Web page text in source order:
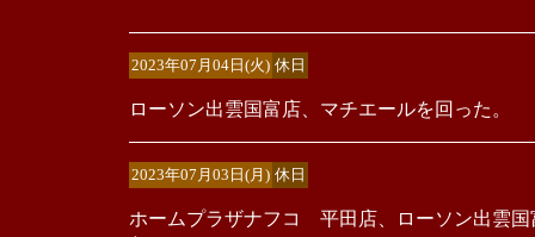
2023年07月04日(火) 休日
ローソン出雲国富店、マチエールを回った。
2023年07月03日(月) 休日
ホームプラザナフコ 平田店、ローソン出雲